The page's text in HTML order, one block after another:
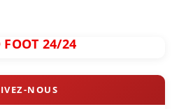
FOOT 24/24